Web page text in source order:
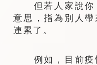
但若人家說你
意思，指為別人
連累了。
例如，目前疫